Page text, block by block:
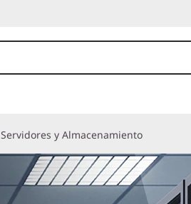
Servidores y Almacenamiento